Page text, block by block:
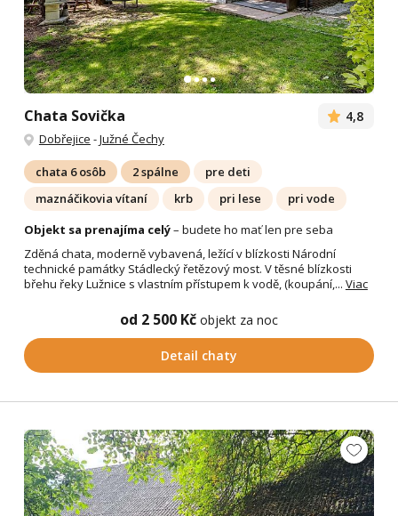
Chata Sovička 4,8
Dobřejice -Južné Čechy
chata 6 osôb 2 spálne
pre deti
maznáčikovia vítaní
krb pri lese
pri vode
Objekt sa prenajíma celý– budete ho mať len pre seba
Zděná chata, moderně vybavená, ležící v blízkosti Národní
technické památky Stádlecký řetězový most. V těsné blízkosti
břehu řeky Lužnice s vlastním přístupem k vodě, (koupání,... Viac
od 2 500 Kč objekt za noc
Detail chaty